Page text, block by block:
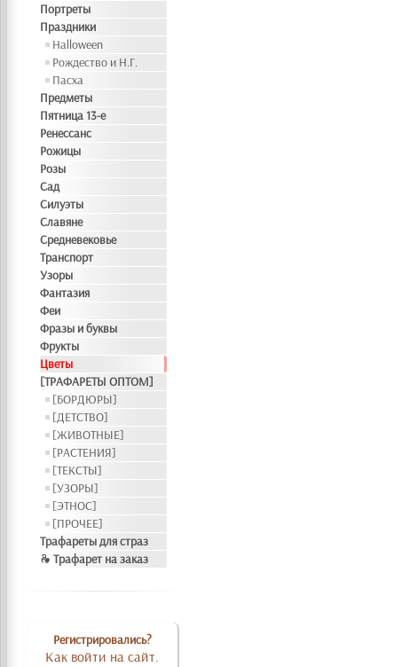
Портреты
Праздники
Halloween
Рождество и Н.Г.
Пасха
Предметы
Пятница 13-е
Ренессанс
Рожицы
Розы
Сад
Силуэты
Славяне
Средневековье
Транспорт
Узоры
Фантазия
Феи
Фразы и буквы
Фрукты
Цветы
[ТРАФАРЕТЫ ОПТОМ]
[БОРДЮРЫ]
[ДЕТСТВО]
[ЖИВОТНЫЕ]
[РАСТЕНИЯ]
[ТЕКСТЫ]
[УЗОРЫ]
[ЭТНОС]
[ПРОЧЕЕ]
Трафареты для страз
❧ Трафарет на заказ
Регистрировались?
Как войти на сайт.